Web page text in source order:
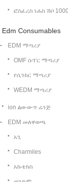
ፎስፈረስ ነሐስ ሽቦ 1000
Edm Consumables
EDM ማጣሪያ
OMF ሱፐር ማጣሪያ
የሲንከር ማጣሪያ
WEDM ማጣሪያ
ion ልውውጥ ሬንጅ
EDM መለዋወጫ
አጊ
Charmiles
አኩቴክስ